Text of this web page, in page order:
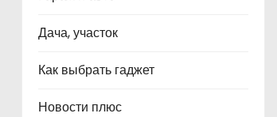
Дача, участок
Как выбрать гаджет
Новости плюс